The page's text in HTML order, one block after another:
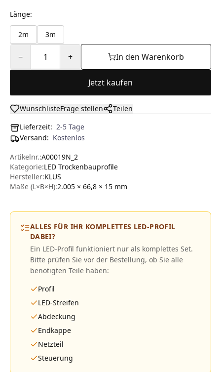
Länge:
2m 3m
− 1 + In den Warenkorb
Jetzt kaufen
WunschlisteFrage stellen
Teilen
Lieferzeit: 2-5 Tage
Versand: Kostenlos
Artikelnr.:A00019N_2
Kategorie:LED Trockenbauprofile
Hersteller:KLUS
Maße (L×B×H):2.005 × 66,8 × 15 mm
ALLES FÜR IHR KOMPLETTES LED-PROFIL
DABEI?
Ein LED-Profil funktioniert nur als komplettes Set.
Bitte prüfen Sie vor der Bestellung, ob Sie alle
benötigten Teile haben:
Profil
LED-Streifen
Abdeckung
Endkappe
Netzteil
Steuerung